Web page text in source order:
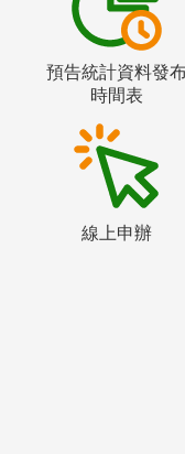
預告統計資料發
時間表
線上申辦